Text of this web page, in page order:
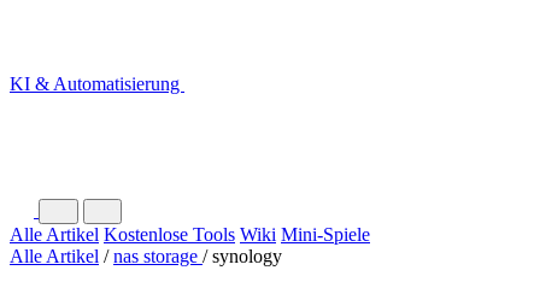
KI & Automatisierung
Alle Artikel Kostenlose Tools Wiki Mini-Spiele
Alle Artikel / nas storage / synology